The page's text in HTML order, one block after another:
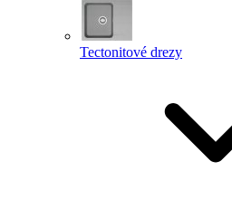
Tectonitové drezy